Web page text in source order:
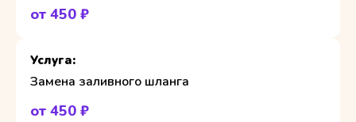
от 450 ₽
Замена заливного шланга
от 450 ₽